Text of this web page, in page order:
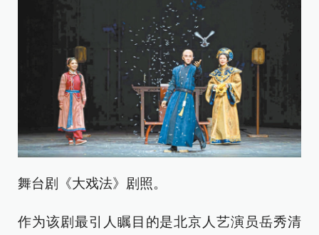
舞台剧《大戏法》剧照。
作为该剧最引人瞩目的是北京人艺演员岳秀清